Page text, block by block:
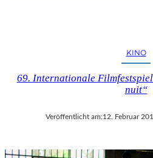
KINO
69. Internationale
nuit“
Veröffentlicht am:12. Februar